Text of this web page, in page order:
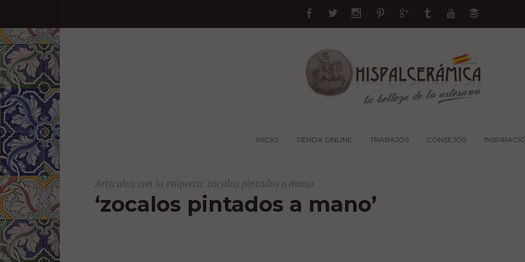
INICIO TIENDA ONLINE TRABAJOS CONSEJOS
Artículos con la etiqueta: zocalos pintados a mano
‘zocalos pintados a mano’